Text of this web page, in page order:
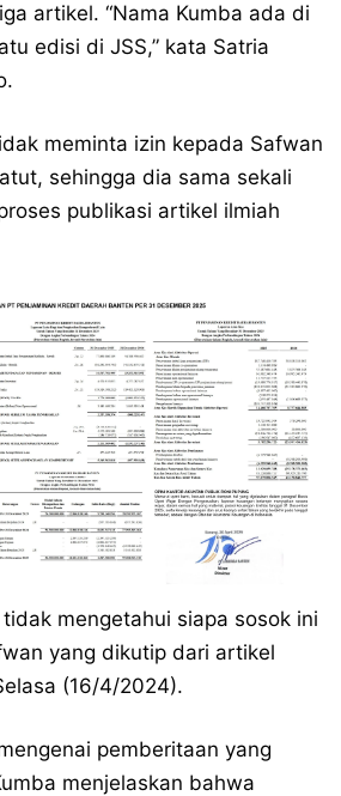
artikel. “Nama Kumba ada di
edisi di JSS,” kata Satria
meminta izin kepada Safwan
sehingga dia sama sekali
publikasi artikel ilmiah
mengetahui siapa sosok ini
yang dikutip dari artikel
(16/4/2024).
pemberitaan yang
menjelaskan bahwa